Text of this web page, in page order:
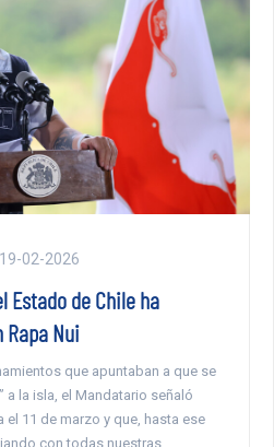
19-02-2026
Estado de Chile ha
Rapa Nui
que apuntaban a que se
a la isla, el Mandatario señaló
11 de marzo y que, hasta ese
con todas nuestras